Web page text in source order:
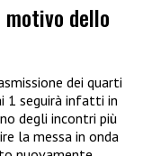
dello
dei quarti
1 seguirà infatti in
degli incontri più
la messa in onda